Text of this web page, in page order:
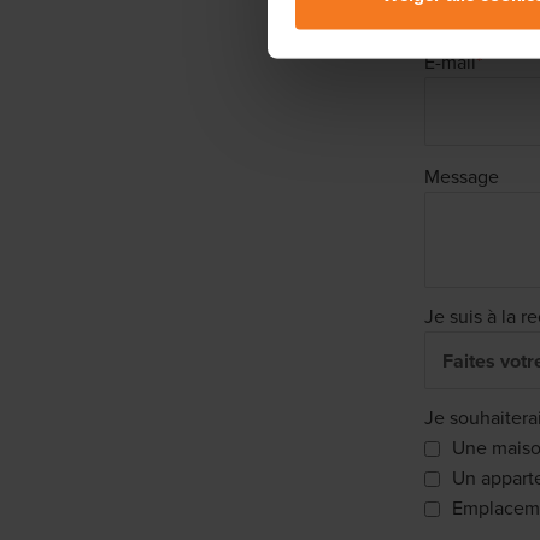
E-mail*
Message
Je suis à la
Je
Une
Un